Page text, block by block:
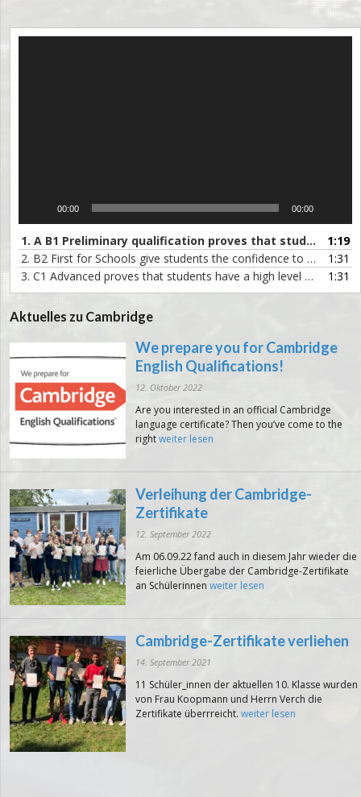
00:00 00:00
1. A B1 Preliminary qualification proves that students have mastered the basics-German subtitles-Final Version
1:19
2. B2 First for Schools give students the confidence to use their English in the real world German subs
1:31
3. C1 Advanced proves that students have a high level of English German subs 1:31
Aktuelles zu Cambridge
We prepare you for Cambridge
English Qualifications!
12. Oktober 2022
Are you interested in an official Cambridge
language certificate? Then you’ve come to the
rightweiter lesen
Verleihung der Cambridge-
Zertifikate
12. September 2022
Am 06.09.22 fand auch in diesem Jahr wieder die
feierliche Übergabe der Cambridge-Zertifikate
an Schülerinnen weiter lesen
Cambridge-Zertifikate verliehen
14. September 2021
11 Schüler_innen der aktuellen 10. Klasse wurden
von Frau Koopmann und Herrn Verch die
Zertifikate überrreicht. weiter lesen